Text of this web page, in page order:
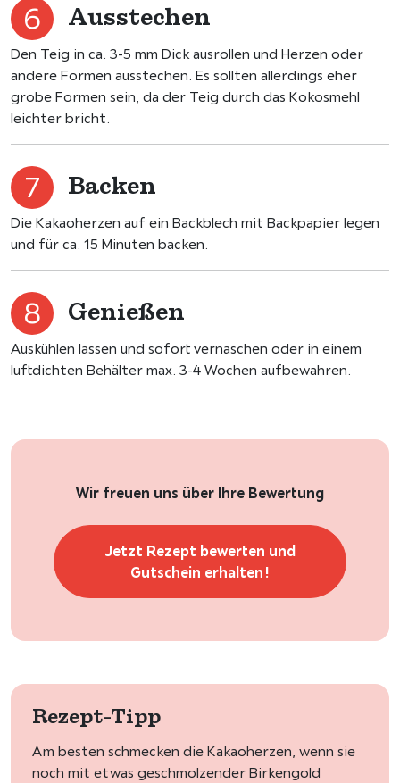
Ausstechen
Den Teig in ca. 3-5 mm Dick ausrollen und Herzen oder
andere Formen ausstechen. Es sollten allerdings eher
grobe Formen sein, da der Teig durch das Kokosmehl
leichter bricht.
Backen
Die Kakaoherzen auf ein Backblech mit Backpapier legen
und für ca. 15 Minuten backen.
Genießen
Auskühlen lassen und sofort vernaschen oder in einem
luftdichten Behälter max. 3-4 Wochen aufbewahren.
Wir freuen uns über Ihre Bewertung
Jetzt Rezept bewerten und
Gutschein erhalten!
Rezept-Tipp
Am besten schmecken die Kakaoherzen, wenn sie
noch mit etwas geschmolzender Birkengold